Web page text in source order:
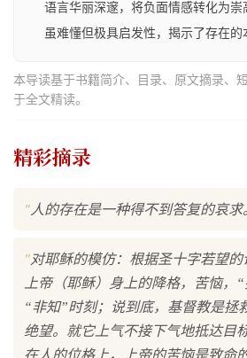
语言华丽深邃，将负面情感转化为崇
虽难懂但极具启发性，揭示了存在的
本导读基于书籍简介、目录、原文摘录、
于全文精读。
精彩摘录
"人的存在是一种得不到答复的哀求
"对耶稣的模仿：根据圣十字若望
上帝（耶稣）身上的降格，苦恼，
“非知”时刻；说到底，基督教是拯
绝望。就它上气不接下气地抵达目